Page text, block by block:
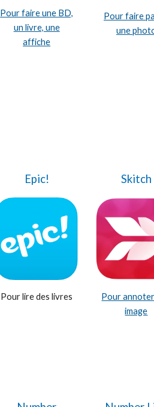
Pour faire une BD,
un livre, une
affiche
Pour faire
une
Epic!
Pour lire des livres
Skitch
Pour
image